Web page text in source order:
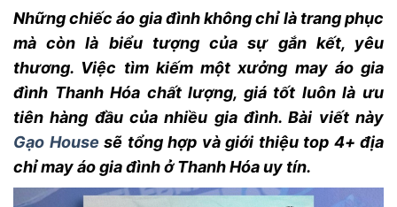
Những chiếc áo gia đình không chỉ là trang phục
mà còn là biểu tượng của sự gắn kết, yêu
thương. Việc tìm kiếm một xưởng may áo gia
đình Thanh Hóa chất lượng, giá tốt luôn là ưu
tiên hàng đầu của nhiều gia đình. Bài viết này
Gạo House sẽ tổng hợp và giới thiệu top 4+ địa
chỉmay áo gia đình ở Thanh Hóauy tín.